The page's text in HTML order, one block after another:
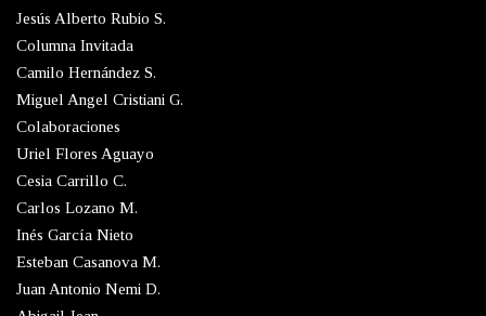
Jesús Alberto Rubio S.
Columna Invitada
Camilo Hernández S.
Miguel Angel Cristiani G.
Colaboraciones
Uriel Flores Aguayo
Cesia Carrillo C.
Carlos Lozano M.
Inés García Nieto
Esteban Casanova M.
Juan Antonio Nemi D.